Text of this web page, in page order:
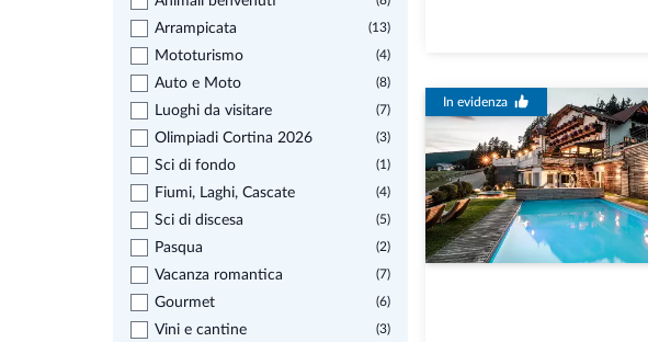
Arrampicata (13)
Mototurismo (4)
Auto e Moto (8)
Luoghi da visitare (7)
Olimpiadi Cortina 2026 (3)
Sci di fondo (1)
Fiumi, Laghi, Cascate (4)
Sci di discesa (5)
Pasqua (2)
Vacanza romantica (7)
Gourmet (6)
Vini e cantine (3)
In evidenza